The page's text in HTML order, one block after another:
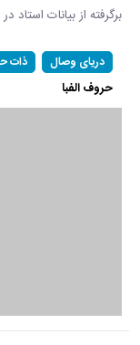
برگرفته از بیانات استاد
دریای وصال ذات
حروف الفبا